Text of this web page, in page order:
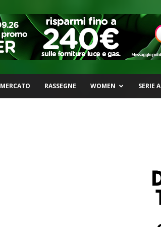
MERCATO RASSEGNE WOMEN SERIE A